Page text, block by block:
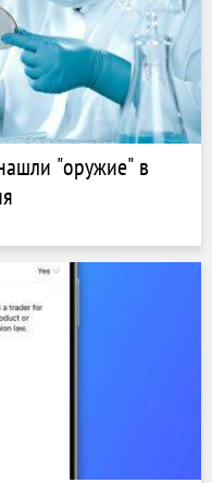
"оружие" в